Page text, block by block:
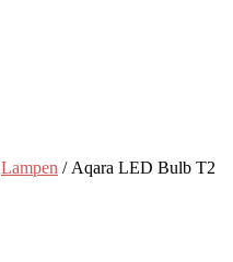
Lampen / Aqara LED Bulb T2